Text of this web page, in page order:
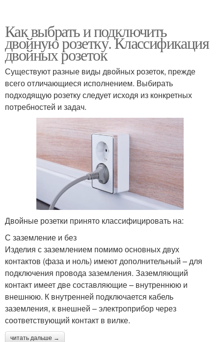
Как выбрать и подключить
двойную розетку. Классификация
двойных розеток
Существуют разные виды двойных розеток, прежде
всего отличающиеся исполнением. Выбирать
подходящую розетку следует исходя из конкретных
потребностей и задач.
Двойные розетки принято классифицировать на:
С заземление и без
Изделия с заземлением помимо основных двух
контактов (фаза и ноль) имеют дополнительный – для
подключения провода заземления. Заземляющий
контакт имеет две составляющие – внутреннюю и
внешнюю. К внутренней подключается кабель
заземления, к внешней – электроприбор через
соответствующий контакт в вилке.
читать дальше →